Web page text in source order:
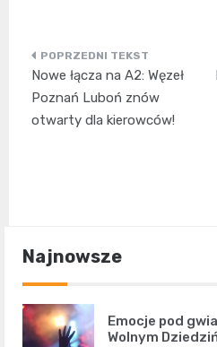
Nawigacja
wpisu
Nowe łącza na A2: Węzeł
Poznań Luboń znów
otwarty dla kierowców!
Najnowsze
Emocje pod
Wolnym